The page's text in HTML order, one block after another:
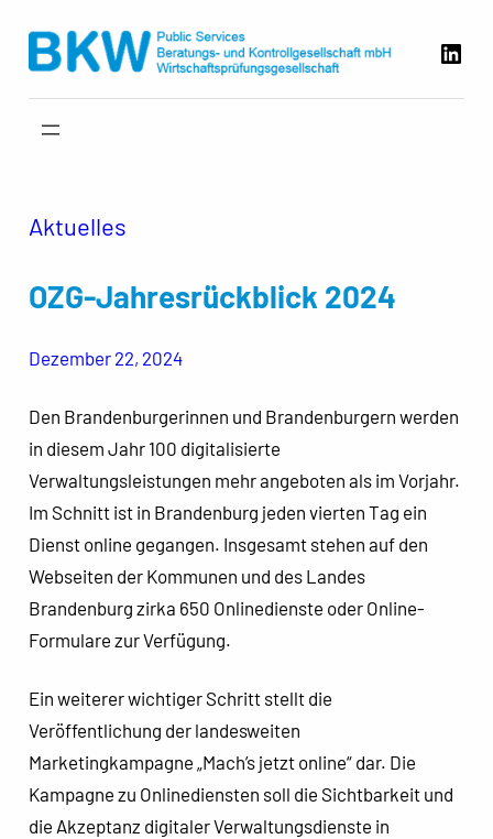
Inhalt
Aktuelles
OZG-Jahresrückblick 2024
Dezember 22, 2024
Den Brandenburgerinnen und Brandenburgern werden
in diesem Jahr 100 digitalisierte
Verwaltungsleistungen mehr angeboten als im Vorjahr.
Im Schnitt ist in Brandenburg jeden vierten Tag ein
Dienst online gegangen. Insgesamt stehen auf den
Webseiten der Kommunen und des Landes
Brandenburg zirka 650 Onlinedienste oder Online-
Formulare zur Verfügung.
Ein weiterer wichtiger Schritt stellt die
Veröffentlichung der landesweiten
Marketingkampagne „Mach’s jetzt online“ dar. Die
Kampagne zu Onlinediensten soll die Sichtbarkeit und
die Akzeptanz digitaler Verwaltungsdienste in